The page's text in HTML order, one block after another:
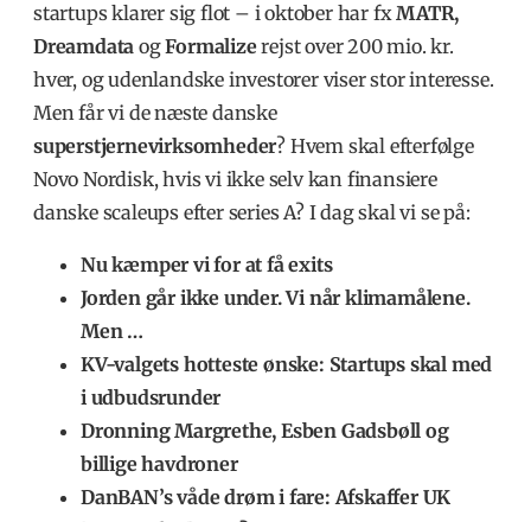
startups klarer sig flot – i oktober har fxMATR,
DreamdataogFormalizerejst over 200 mio. kr.
hver, og udenlandske investorer viser stor interesse.
Men får vi de næste danske
superstjernevirksomheder? Hvem skal efterfølge
Novo Nordisk, hvis vi ikke selv kan finansiere
danske scaleups efter series A? I dag skal vi se på:
Nu kæmper vi for at få exits
Jorden går ikke under. Vi når klimamålene.
Men …
KV-valgets hotteste ønske: Startups skal med
i udbudsrunder
Dronning Margrethe, Esben Gadsbøll og
billige havdroner
DanBAN’s våde drøm i fare: Afskaffer UK